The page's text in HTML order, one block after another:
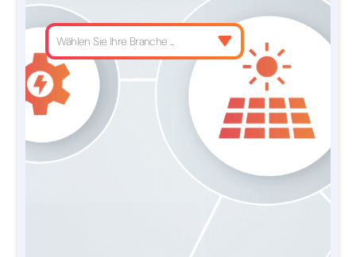
Wählen Sie Ihre Branche ...